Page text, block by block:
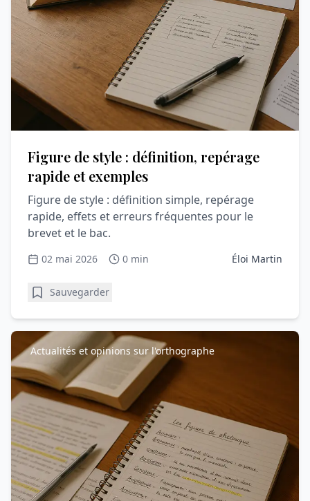
Figure de style : définition, repérage
rapide et exemples
Figure de style : définition simple, repérage
rapide, effets et erreurs fréquentes pour le
brevet et le bac.
02 mai 2026 0 min Éloi Martin
Sauvegarder
Actualités et opinions sur l'orthographe